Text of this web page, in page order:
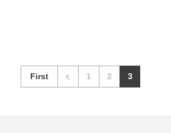
First 1 2 3